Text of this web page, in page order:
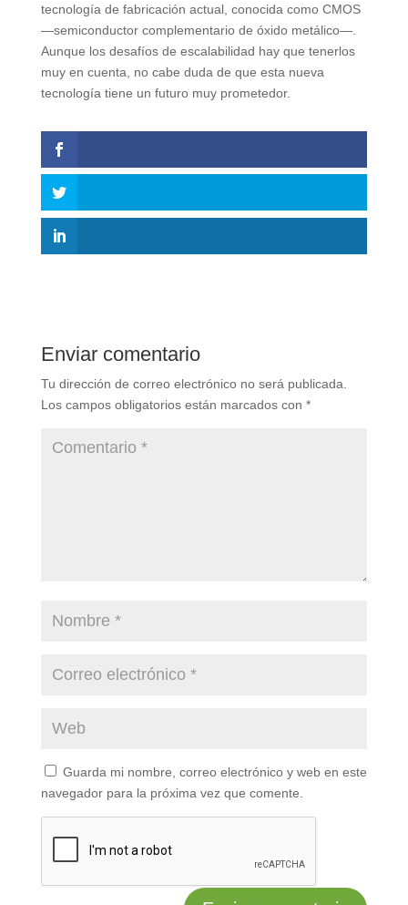
tecnología de fabricación actual, conocida como CMOS
—semiconductor complementario de óxido metálico—.
Aunque los desafíos de escalabilidad hay que tenerlos
muy en cuenta, no cabe duda de que esta nueva
tecnología tiene un futuro muy prometedor.
Enviar comentario
Tu dirección de correo electrónico no será publicada.
Los campos obligatorios están marcados con *
Guarda mi nombre, correo electrónico y web en este
navegador para la próxima vez que comente.